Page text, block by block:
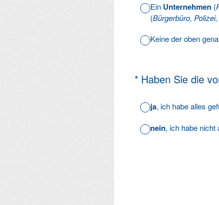
Ein Unternehmen (
(Bürgerbüro,
Keine der oben
* Haben Sie die
(Erforderlich.)
ja, ich habe alles
nein, ich habe nicht